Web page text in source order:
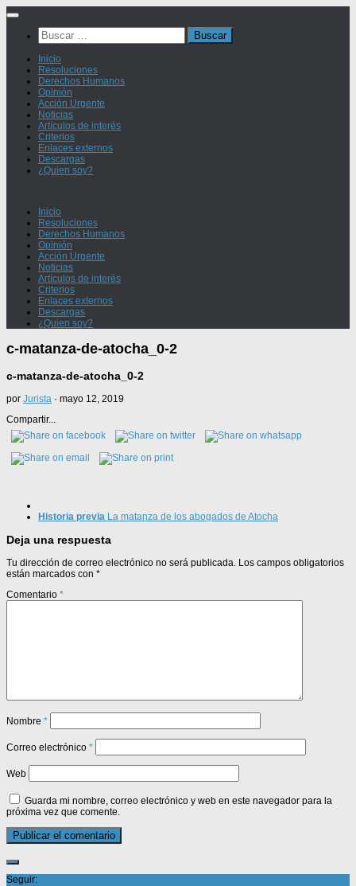
Saltar
contenidoBuscar:
Inicio
Resoluciones
Derechos Humanos
Opinión
Acción Urgente
Noticias
Artículos de interés
Criterios
Enlaces externos
Descargas
¿Quien soy?
Inicio
Resoluciones
Derechos Humanos
Opinión
Acción Urgente
Noticias
Artículos de interés
Criterios
Enlaces externos
Descargas
¿Quien soy?
c-matanza-de-atocha_0-2
c-matanza-de-atocha_0-2
por Jurista · mayo 12, 2019
Compartir...
Historia previa La matanza de los abogados de Atocha
Deja una respuesta
Tu dirección de correo electrónico no será publicada. Los campos obligatorios
están marcados con *
Comentario *
Nombre *
Correo electrónico *
Web
Guarda mi nombre, correo electrónico y web en este navegador para la
próxima vez que comente.
Seguir: